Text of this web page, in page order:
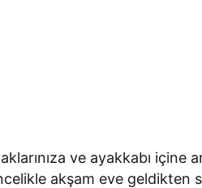
ve ayakkabı
akşam eve geldikten